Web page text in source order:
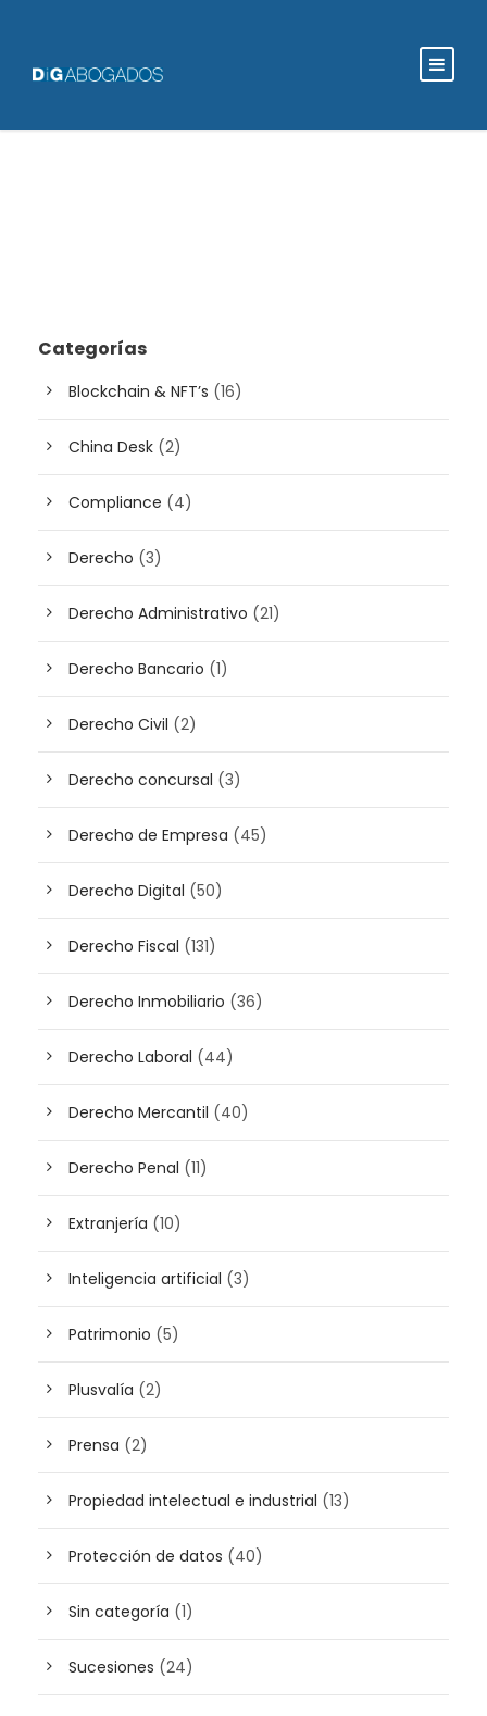
Categorías
Blockchain & NFT’s (16)
China Desk (2)
Compliance (4)
Derecho (3)
Derecho Administrativo (21)
Derecho Bancario (1)
Derecho Civil (2)
Derecho concursal (3)
Derecho de Empresa (45)
Derecho Digital (50)
Derecho Fiscal (131)
Derecho Inmobiliario (36)
Derecho Laboral (44)
Derecho Mercantil (40)
Derecho Penal (11)
Extranjería (10)
Inteligencia artificial (3)
Patrimonio (5)
Plusvalía (2)
Prensa (2)
Propiedad intelectual e industrial (13)
Protección de datos (40)
Sin categoría (1)
Sucesiones (24)